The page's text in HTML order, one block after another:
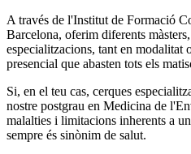
A través de l'Institut de Formació
Barcelona, oferim diferents
especialitzacions, tant en modalitat
presencial que abasten tots els
Si, en el teu cas, cerques
nostre postgrau en Medicina de
malalties i limitacions inherents a
sempre és sinònim de salut.